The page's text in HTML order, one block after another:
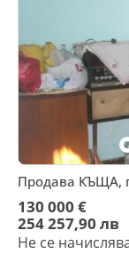
Продава КЪЩА,
130 000 €
254 257,90 лв
Не се